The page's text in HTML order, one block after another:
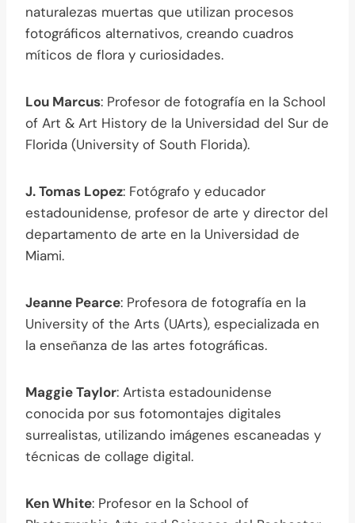
naturalezas muertas que utilizan procesos
fotográficos alternativos, creando cuadros
míticos de flora y curiosidades.
Lou Marcus: Profesor de fotografía en la School
of Art & Art History de la Universidad del Sur de
Florida (University of South Florida).
J. Tomas Lopez: Fotógrafo y educador
estadounidense, profesor de arte y director del
departamento de arte en la Universidad de
Miami.
Jeanne Pearce: Profesora de fotografía en la
University of the Arts (UArts), especializada en
la enseñanza de las artes fotográficas.
Maggie Taylor: Artista estadounidense
conocida por sus fotomontajes digitales
surrealistas, utilizando imágenes escaneadas y
técnicas de collage digital.
Ken White: Profesor en la School of